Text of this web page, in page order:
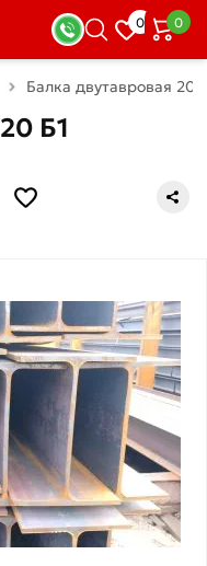
0 0
Балка двутавровая 20
Б1